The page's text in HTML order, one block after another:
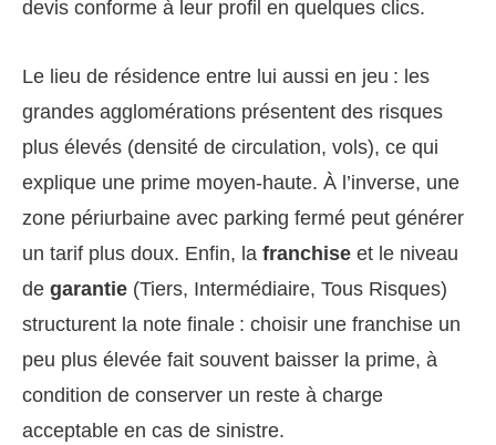
devis conforme à leur profil en quelques clics.
Le lieu de résidence entre lui aussi en jeu : les
grandes agglomérations présentent des risques
plus élevés (densité de circulation, vols), ce qui
explique une prime moyen-haute. À l’inverse, une
zone périurbaine avec parking fermé peut générer
un tarif plus doux. Enfin, la franchise et le niveau
de garantie (Tiers, Intermédiaire, Tous Risques)
structurent la note finale : choisir une franchise un
peu plus élevée fait souvent baisser la prime, à
condition de conserver un reste à charge
acceptable en cas de sinistre.